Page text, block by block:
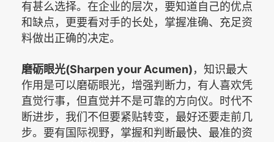
有甚么选择。在企业的层次，要知道自己的优点
和缺点，更要看对手的长处，掌握准确、充足资
料做出正确的决定。
磨砺眼光(Sharpen your Acumen) ，知识最大
作用是可以磨砺眼光，增强判断力，有人喜欢凭
直觉行事，但直觉并不是可靠的方向仪。时代不
断进步，我们不但要紧贴转变，最好还要走前几
步。要有国际视野，掌握和判断最快、最准的资